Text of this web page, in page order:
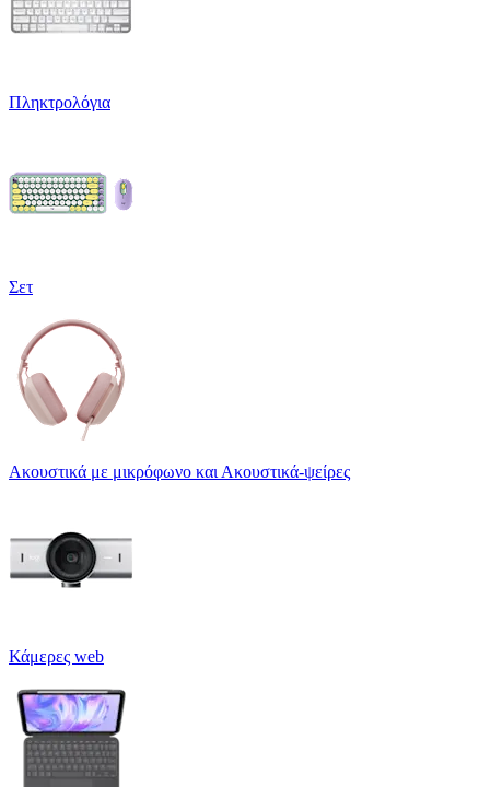
Πληκτρολόγια
Σετ
Ακουστικά με μικρόφωνο και Ακουστικά-ψείρες
Κάμερες web